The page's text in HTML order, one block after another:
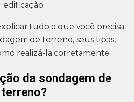
edificação.
tudo o que você precisa
de terreno, seus tipos,
realizá-la corretamente.
da sondagem de
terreno?